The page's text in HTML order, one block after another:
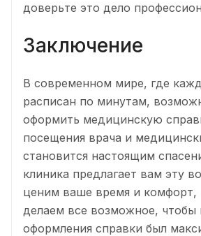
доверьте это дело
Заключение
В современном мире, где
расписан по минутам,
оформить медицинскую
посещения врача и
становится настоящим
клиника предлагает вам эту
ценим ваше время и комфорт,
делаем все возможное, чтобы
оформления справки был